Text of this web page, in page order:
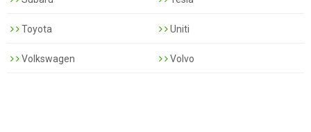
Toyota Uniti
Volkswagen Volvo